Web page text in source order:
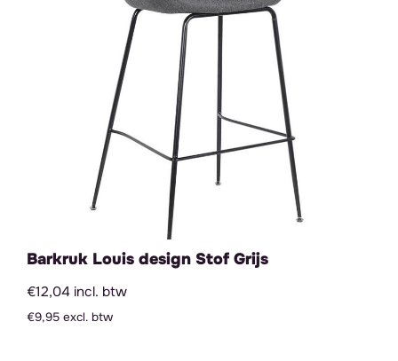
Barkruk Louis design Stof Grijs
€12,04 incl. btw
€9,95 excl. btw